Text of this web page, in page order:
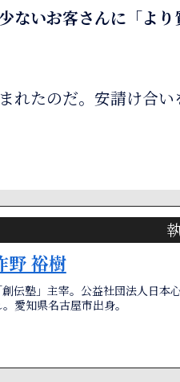
ないお客さんに「よ
れたのだ。安請け合
野 裕樹
創伝塾」主宰。公益社団法人日
愛知県名古屋市出身。